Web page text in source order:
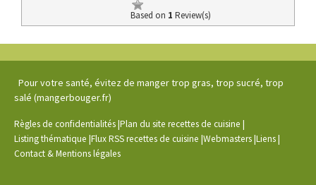
Based on 1 Review(s)
Pour votre santé, évitez de manger trop gras, trop sucré, trop
salé (mangerbouger.fr)
Règles de confidentialités|Plan du site recettes de cuisine |
Listing thématique |Flux RSS recettes de cuisine |Webmasters|Liens|
Contact & Mentions légales